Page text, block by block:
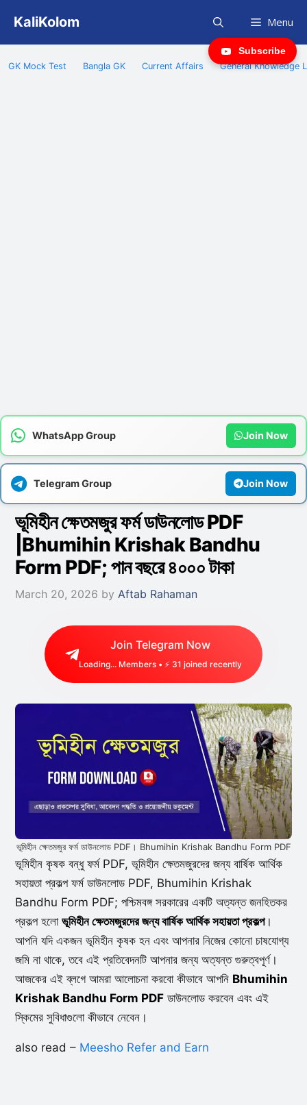
content
KaliKolom Menu
GK Mock Test Bangla GK Current Affairs General Knowledge
WhatsApp Group Join Now
Telegram Group Join Now
Subscribe
ভূমিহীন ক্ষেতমজুর ফর্ম ডাউনলোড PDF
|Bhumihin Krishak Bandhu
Form PDF; পান বছরে ৪০০০ টাকা
March 20, 2026 by Aftab Rahaman
Join Telegram Now
Loading... Members • ⚡ 22 joined recently
ভূমিহীন ক্ষেতমজুর ফর্ম ডাউনলোড PDF। Bhumihin Krishak Bandhu Form PDF
ভূমিহীন কৃষক বন্ধু ফর্ম PDF, ভূমিহীন ক্ষেতমজুরদের জন্য বার্ষিক আর্থিক
সহায়তা প্রকল্প ফর্ম ডাউনলোড PDF, Bhumihin Krishak
Bandhu Form PDF; পশ্চিমবঙ্গ সরকারের একটি অত্যন্ত জনহিতকর
প্রকল্প হলো ভূমিহীন ক্ষেতমজুরদের জন্য বার্ষিক আর্থিক সহায়তা প্রকল্প।
আপনি যদি একজন ভূমিহীন কৃষক হন এবং আপনার নিজের কোনো চাষযোগ্য
জমি না থাকে, তবে এই প্রতিবেদনটি আপনার জন্য অত্যন্ত গুরুত্বপূর্ণ।
আজকের এই ব্লগে আমরা আলোচনা করবো কীভাবে আপনি Bhumihin
Krishak Bandhu Form PDFডাউনলোড করবেন এবং এই
স্কিমের সুবিধাগুলো কীভাবে নেবেন।
also read – Meesho Refer and Earn